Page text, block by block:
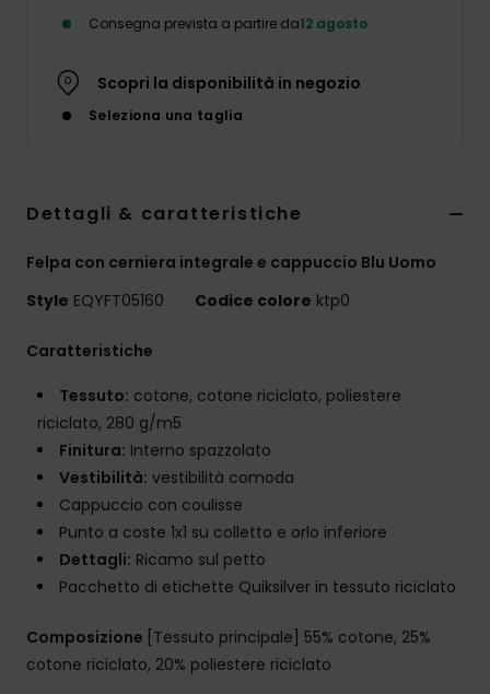
Consegna prevista a partire da12 agosto
Scopri la disponibilità in negozio
Seleziona una taglia
Dettagli & caratteristiche
Felpa con cerniera integrale e cappuccio Blu Uomo
Style EQYFT05160 Codice colore ktp0
Caratteristiche
Tessuto: cotone, cotone riciclato, poliestere
riciclato, 280 g/m5
Finitura: Interno spazzolato
Vestibilità: vestibilità comoda
Cappuccio con coulisse
Punto a coste 1x1 su colletto e orlo inferiore
Dettagli: Ricamo sul petto
Pacchetto di etichette Quiksilver in tessuto riciclato
Composizione [Tessuto principale] 55% cotone, 25%
cotone riciclato, 20% poliestere riciclato